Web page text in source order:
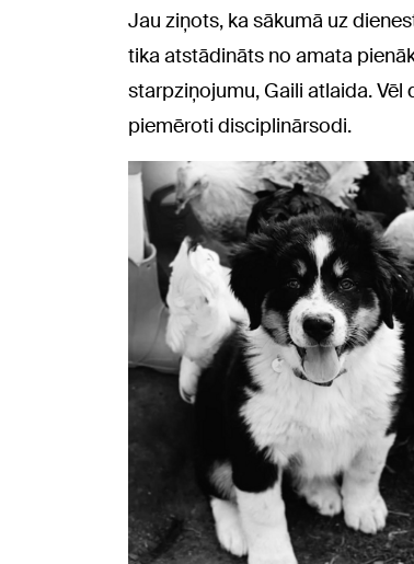
Jau ziņots, ka sākumā uz
tika atstādināts no amata
starpziņojumu, Gaili atlaida.
piemēroti disciplinārsodi.